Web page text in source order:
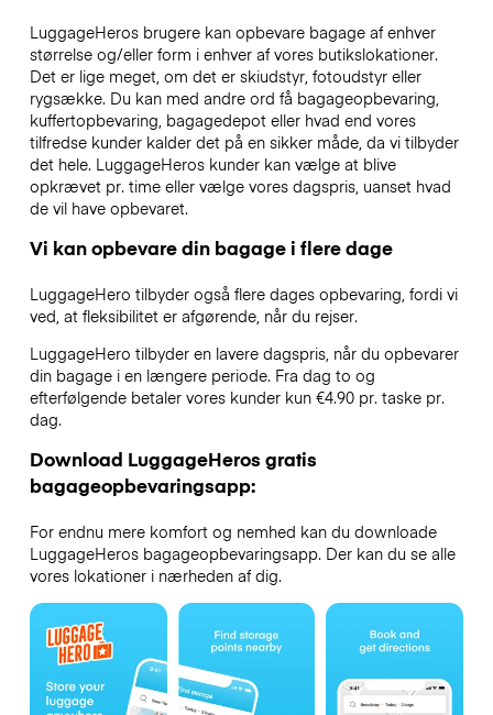
LuggageHeros brugere kan opbevare bagage af enhver
størrelse og/eller form i enhver af vores butikslokationer.
Det er lige meget, om det er skiudstyr, fotoudstyr eller
rygsække. Du kan med andre ord få bagageopbevaring,
kuffertopbevaring, bagagedepot eller hvad end vores
tilfredse kunder kalder det på en sikker måde, da vi tilbyder
det hele. LuggageHeros kunder kan vælge at blive
opkrævet pr. time eller vælge vores dagspris, uanset hvad
de vil have opbevaret.
Vi kan opbevare din bagage i flere dage
LuggageHero tilbyder også flere dages opbevaring, fordi vi
ved, at fleksibilitet er afgørende, når du rejser.
LuggageHero tilbyder en lavere dagspris, når du opbevarer
din bagage i en længere periode. Fra dag to og
efterfølgende betaler vores kunder kun €4.90 pr. taske pr.
dag.
Download LuggageHeros gratis
bagageopbevaringsapp:
For endnu mere komfort og nemhed kan du downloade
LuggageHeros bagageopbevaringsapp. Der kan du se alle
vores lokationer i nærheden af dig.